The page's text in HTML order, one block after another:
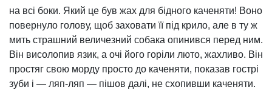
на всі боки. Який це був жах для бідного каченяти! Воно
повернуло голову, щоб заховати її під крило, але в ту ж
мить страшний величезний собака опинився перед ним.
Він висолопив язик, а очі його горіли люто, жахливо. Він
простяг свою морду просто до каченяти, показав гострі
зуби і — ляп-ляп — пішов далі, не схопивши каченяти.